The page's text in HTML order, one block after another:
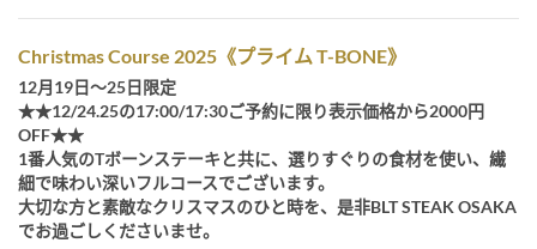
Christmas Course 2025《プライム T-BONE》
12月19日～25日限定
★★12/24.25の17:00/17:30ご予約に限り表示価格から2000円
OFF★★
1番人気のTボーンステーキと共に、選りすぐりの食材を使い、繊
細で味わい深いフルコースでございます。
大切な方と素敵なクリスマスのひと時を、是非BLT STEAK OSAKA
でお過ごしくださいませ。